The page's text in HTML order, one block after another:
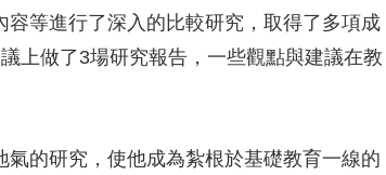
等進行了深入的比較研究，取得了多項成
上做了3場研究報告，一些觀點與建議在教
的研究，使他成為紮根於基礎教育一線的